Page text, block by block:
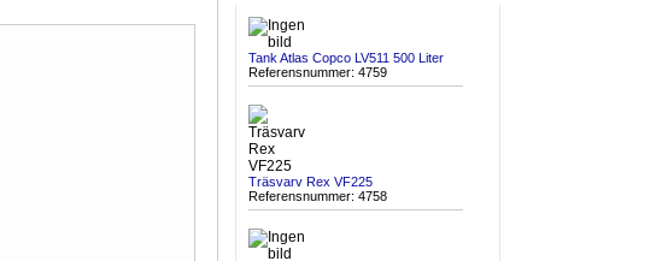
Tank Atlas Copco LV511 500 Liter
Referensnummer: 4759
Träsvarv Rex VF225
Referensnummer: 4758